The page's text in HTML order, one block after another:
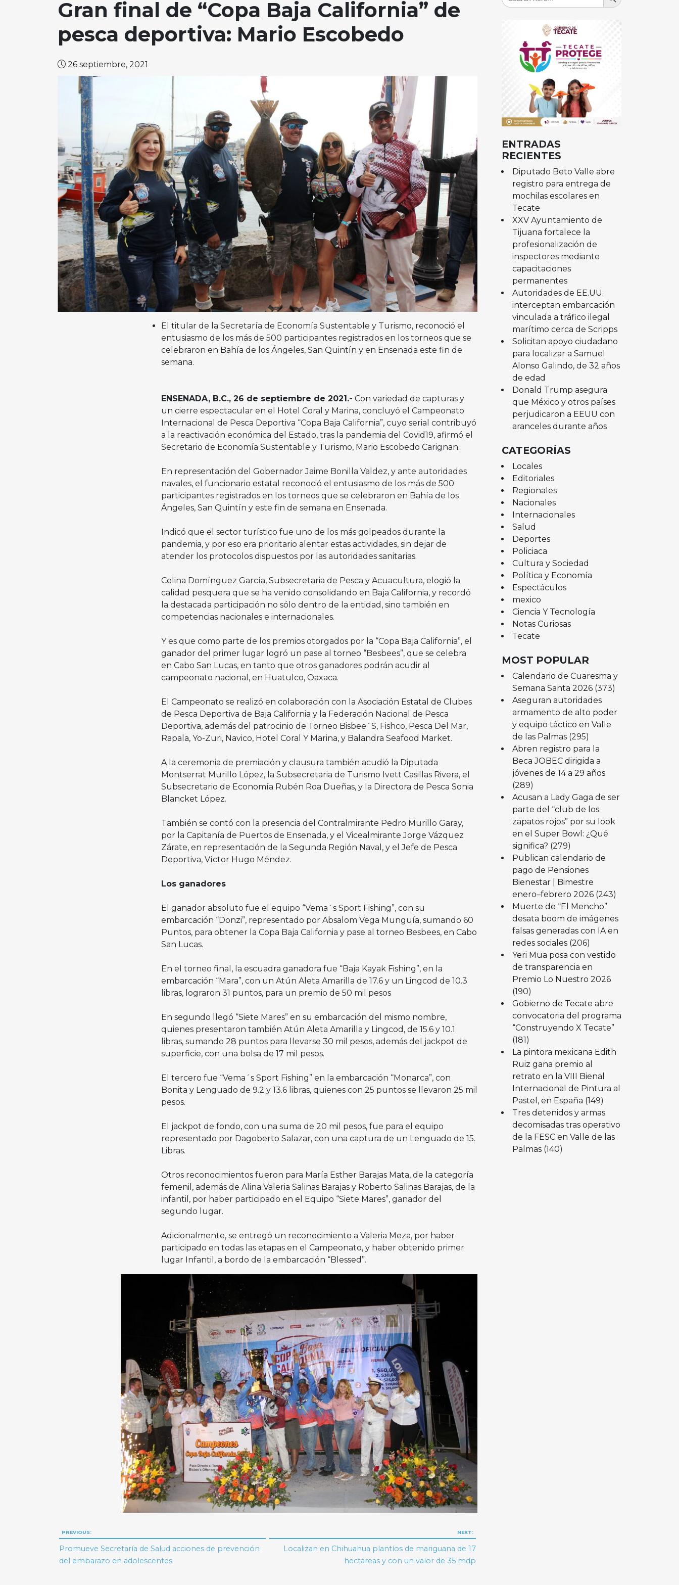
Gran final de “Copa Baja California” de
pesca deportiva: Mario Escobedo
26 septiembre, 2021
El titular de la Secretaría de Economía Sustentable y Turismo, reconoció el
entusiasmo de los más de 500 participantes registrados en los torneos que se
celebraron en Bahía de los Ángeles, San Quintín y en Ensenada este fin de
semana.
ENSENADA, B.C., 26 de septiembre de 2021.- Con variedad de capturas y
un cierre espectacular en el Hotel Coral y Marina, concluyó el Campeonato
Internacional de Pesca Deportiva “Copa Baja California”, cuyo serial contribuyó
a la reactivación económica del Estado, tras la pandemia del Covid19, afirmó el
Secretario de Economía Sustentable y Turismo, Mario Escobedo Carignan.
En representación del Gobernador Jaime Bonilla Valdez, y ante autoridades
navales, el funcionario estatal reconoció el entusiasmo de los más de 500
participantes registrados en los torneos que se celebraron en Bahía de los
Ángeles, San Quintín y este fin de semana en Ensenada.
Indicó que el sector turístico fue uno de los más golpeados durante la
pandemia, y por eso era prioritario alentar estas actividades, sin dejar de
atender los protocolos dispuestos por las autoridades sanitarias.
Celina Domínguez García, Subsecretaria de Pesca y Acuacultura, elogió la
calidad pesquera que se ha venido consolidando en Baja California, y recordó
la destacada participación no sólo dentro de la entidad, sino también en
competencias nacionales e internacionales.
Y es que como parte de los premios otorgados por la “Copa Baja California”, el
ganador del primer lugar logró un pase al torneo “Besbees”, que se celebra
en Cabo San Lucas, en tanto que otros ganadores podrán acudir al
campeonato nacional, en Huatulco, Oaxaca.
El Campeonato se realizó en colaboración con la Asociación Estatal de Clubes
de Pesca Deportiva de Baja California y la Federación Nacional de Pesca
Deportiva, además del patrocinio de Torneo Bisbee´S, Fishco, Pesca Del Mar,
Rapala, Yo-Zuri, Navico, Hotel Coral Y Marina, y Balandra Seafood Market.
A la ceremonia de premiación y clausura también acudió la Diputada
Montserrat Murillo López, la Subsecretaria de Turismo Ivett Casillas Rivera, el
Subsecretario de Economía Rubén Roa Dueñas, y la Directora de Pesca Sonia
Blancket López.
También se contó con la presencia del Contralmirante Pedro Murillo Garay,
por la Capitanía de Puertos de Ensenada, y el Vicealmirante Jorge Vázquez
Zárate, en representación de la Segunda Región Naval, y el Jefe de Pesca
Deportiva, Víctor Hugo Méndez.
Los ganadores
El ganador absoluto fue el equipo “Vema´s Sport Fishing”, con su
embarcación “Donzi”, representado por Absalom Vega Munguía, sumando 60
Puntos, para obtener la Copa Baja California y pase al torneo Besbees, en Cabo
San Lucas.
En el torneo final, la escuadra ganadora fue “Baja Kayak Fishing”, en la
embarcación “Mara”, con un Atún Aleta Amarilla de 17.6 y un Lingcod de 10.3
libras, lograron 31 puntos, para un premio de 50 mil pesos
En segundo llegó “Siete Mares” en su embarcación del mismo nombre,
quienes presentaron también Atún Aleta Amarilla y Lingcod, de 15.6 y 10.1
libras, sumando 28 puntos para llevarse 30 mil pesos, además del jackpot de
superficie, con una bolsa de 17 mil pesos.
El tercero fue “Vema´s Sport Fishing” en la embarcación “Monarca”, con
Bonita y Lenguado de 9.2 y 13.6 libras, quienes con 25 puntos se llevaron 25 mil
pesos.
El jackpot de fondo, con una suma de 20 mil pesos, fue para el equipo
representado por Dagoberto Salazar, con una captura de un Lenguado de 15.
Libras.
Otros reconocimientos fueron para María Esther Barajas Mata, de la categoría
femenil, además de Alina Valeria Salinas Barajas y Roberto Salinas Barajas, de la
infantil, por haber participado en el Equipo “Siete Mares”, ganador del
segundo lugar.
Adicionalmente, se entregó un reconocimiento a Valeria Meza, por haber
participado en todas las etapas en el Campeonato, y haber obtenido primer
lugar Infantil, a bordo de la embarcación “Blessed”.
Navegación
de
PREVIOUS:
Promueve Secretaría de Salud acciones de prevención
del embarazo en adolescentes
NEXT:
Localizan en Chihuahua plantíos de mariguana de 17
hectáreas y con un valor de 35 mdp
ENTRADAS
RECIENTES
Diputado Beto Valle abre
registro para entrega de
mochilas escolares en
Tecate
XXV Ayuntamiento de
Tijuana fortalece la
profesionalización de
inspectores mediante
capacitaciones
permanentes
Autoridades de EE.UU.
interceptan embarcación
vinculada a tráfico ilegal
marítimo cerca de Scripps
Solicitan apoyo ciudadano
para localizar a Samuel
Alonso Galindo, de 32 años
de edad
Donald Trump asegura
que México y otros países
perjudicaron a EEUU con
aranceles durante años
CATEGORÍAS
Locales
Editoriales
Regionales
Nacionales
Internacionales
Salud
Deportes
Policiaca
Cultura y Sociedad
Política y Economía
Espectáculos
mexico
Ciencia Y Tecnología
Notas Curiosas
Tecate
MOST POPULAR
Calendario de Cuaresma y
Semana Santa 2026 (373)
Aseguran autoridades
armamento de alto poder
y equipo táctico en Valle
de las Palmas (295)
Abren registro para la
Beca JOBEC dirigida a
jóvenes de 14 a 29 años
(289)
Acusan a Lady Gaga de ser
parte del “club de los
zapatos rojos” por su look
en el Super Bowl: ¿Qué
significa? (279)
Publican calendario de
pago de Pensiones
Bienestar | Bimestre
enero–febrero 2026 (243)
Muerte de “El Mencho”
desata boom de imágenes
falsas generadas con IA en
redes sociales (206)
Yeri Mua posa con vestido
de transparencia en
Premio Lo Nuestro 2026
(190)
Gobierno de Tecate abre
convocatoria del programa
“Construyendo X Tecate”
(181)
La pintora mexicana Edith
Ruiz gana premio al
retrato en la VIII Bienal
Internacional de Pintura al
Pastel, en España (149)
Tres detenidos y armas
decomisadas tras operativo
de la FESC en Valle de las
Palmas (140)